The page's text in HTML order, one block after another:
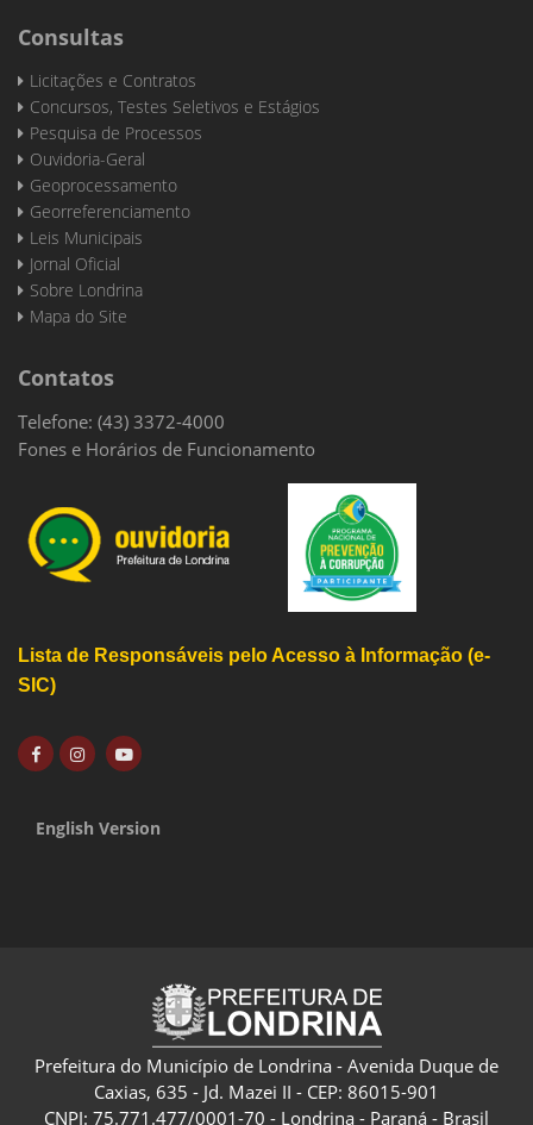
Consultas
Licitações e Contratos
Concursos, Testes Seletivos e Estágios
Pesquisa de Processos
Ouvidoria-Geral
Geoprocessamento
Georreferenciamento
Leis Municipais
Jornal Oficial
Sobre Londrina
Mapa do Site
Contatos
Telefone: (43) 3372-4000
Fones e Horários de Funcionamento
Lista de Responsáveis pelo Acesso à Informação (e-
SIC)
English Version
Prefeitura do Município de Londrina - Avenida Duque de
Caxias, 635 - Jd. Mazei II - CEP: 86015-901
CNPJ: 75.771.477/0001-70 - Londrina - Paraná - Brasil